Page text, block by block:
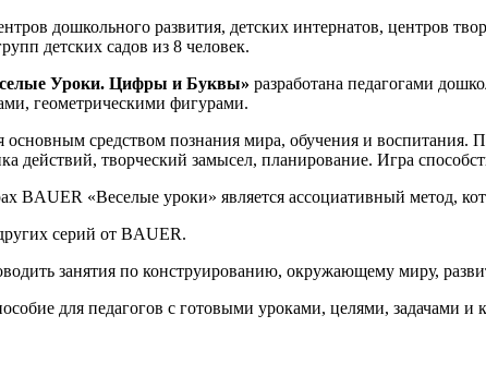
дошкольного развития, детских интернатов, центров
детских садов из 8 человек.
Уроки. Цифры и Буквы» разработана педагогами
геометрическими фигурами.
основным средством познания мира, обучения и
действий, творческий замысел, планирование. Игра
BAUER «Веселые уроки» является ассоциативный метод,
серий от BAUER.
занятия по конструированию, окружающему миру,
для педагогов с готовыми уроками, целями, задачами и